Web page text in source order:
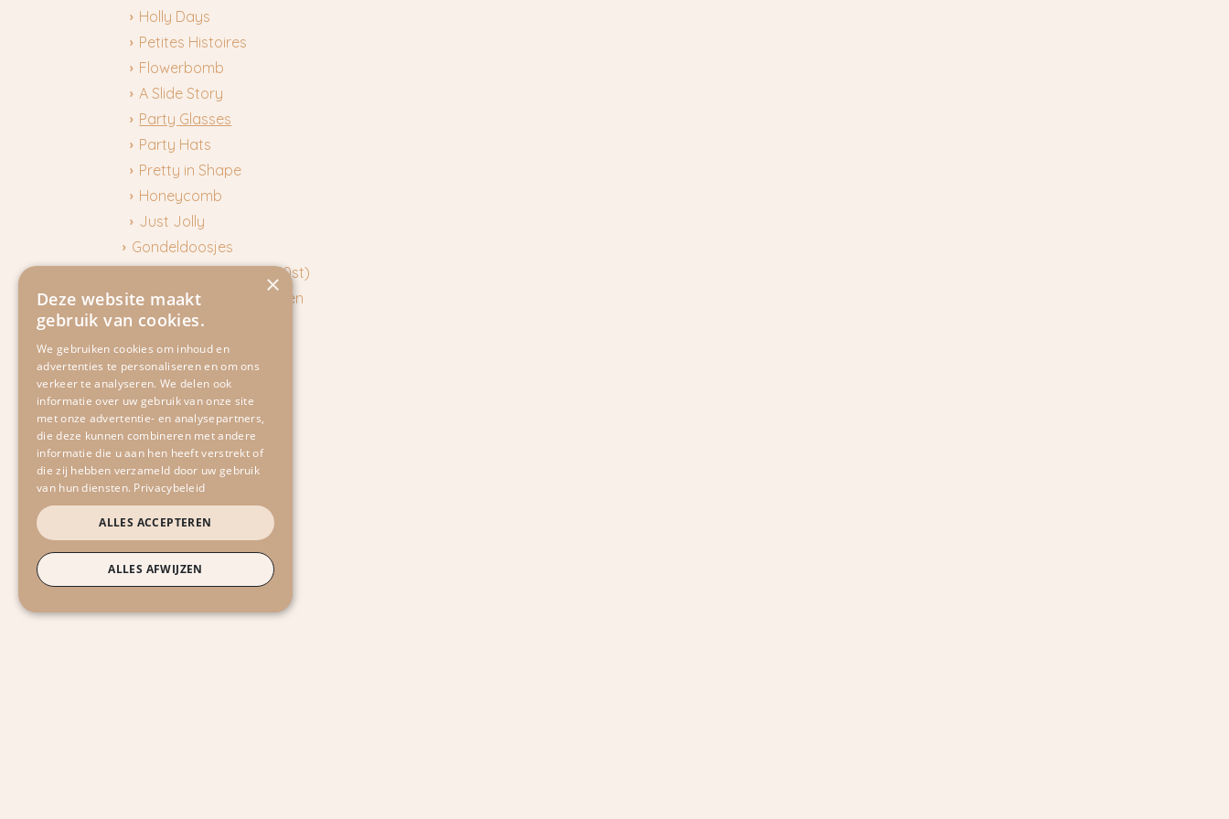
Holly Days
Petites Histoires
Flowerbomb
A Slide Story
Party Glasses
Party Hats
Pretty in Shape
Honeycomb
Just Jolly
Gondeldoosjes
Boxen Wenskaarten (10st)
Pakjes Kerstwenskaarten
Toebehoren
Cadeaukaartjes
Stationery
Gift
Back to School
Acties
Toebehoren
×
Deze website maakt
gebruik van cookies.
We gebruiken cookies om inhoud en
advertenties te personaliseren en om ons
verkeer te analyseren. We delen ook
informatie over uw gebruik van onze site
met onze advertentie- en analysepartners,
die deze kunnen combineren met andere
informatie die u aan hen heeft verstrekt of
die zij hebben verzameld door uw gebruik
van hun diensten. Privacybeleid
ALLES ACCEPTEREN
ALLES AFWIJZEN